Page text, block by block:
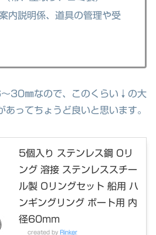
説明係、道具の管理や受
30㎜なので、このくらい↓の大
あってちょうど良いと思います。
5個入り ステンレス鋼 Oリ
ング 溶接 ステンレススチー
ル製 Oリングセット 船用 ハ
ンギングリング ボート用 内
径60mm
created by Rinker